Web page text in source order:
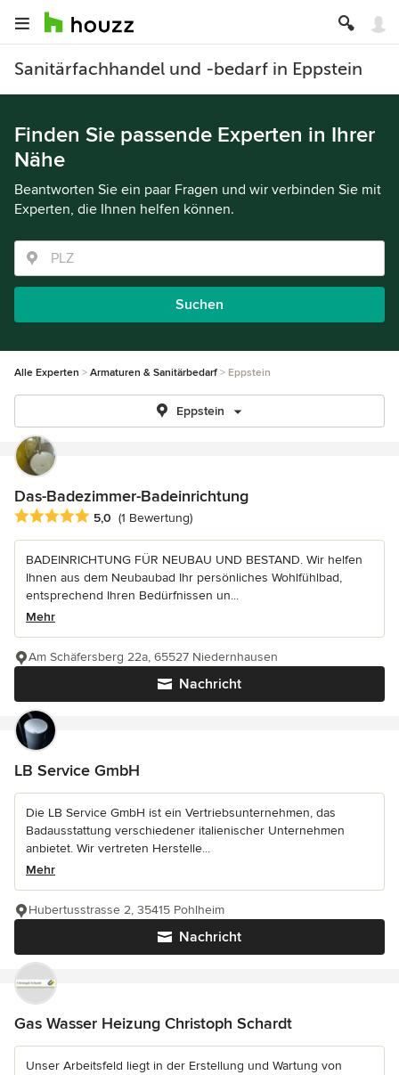
Sanitärfachhandel und -bedarf in Eppstein
Finden Sie passende Experten in Ihrer
Nähe
Beantworten Sie ein paar Fragen und wir verbinden Sie mit
Experten, die Ihnen helfen können.
Suchen
Alle Experten Armaturen & Sanitärbedarf Eppstein
Eppstein
Das-Badezimmer-Badeinrichtung
Durchschnittliche Bewertung: 5 von 5 Sternen
5,0 (1 Bewertung)
BADEINRICHTUNG FÜR NEUBAU UND BESTAND. Wir helfen
Ihnen aus dem Neubaubad Ihr persönliches Wohlfühlbad,
entsprechend Ihren Bedürfnissen un...
Mehr
Nachricht
Am Schäfersberg 22a, 65527 Niedernhausen
LB Service GmbH
Die LB Service GmbH ist ein Vertriebsunternehmen, das
Badausstattung verschiedener italienischer Unternehmen
anbietet. Wir vertreten Herstelle...
Mehr
Nachricht
Hubertusstrasse 2, 35415 Pohlheim
Gas Wasser Heizung Christoph Schardt
Unser Arbeitsfeld liegt in der Erstellung und Wartung von